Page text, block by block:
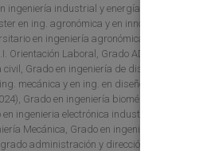
industrial y energías renovables,
en ing. agronómica y en innovación,
en ingeniería agronómica, M.U. Dirección
Orientación Laboral, Grado ADE, Grado
Grado en ingeniería de diseño industrial y
mecánica y en ing. en diseño industrial y
Grado en ingeniería biomédica, Grado
ingenieria electrónica industrial y
Mecánica, Grado en ingeniería de recursos
administración y dirección de empresas